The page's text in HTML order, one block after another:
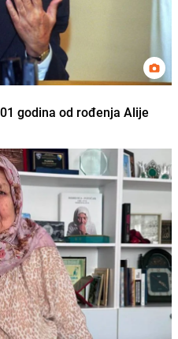
godina od rođenja Alije